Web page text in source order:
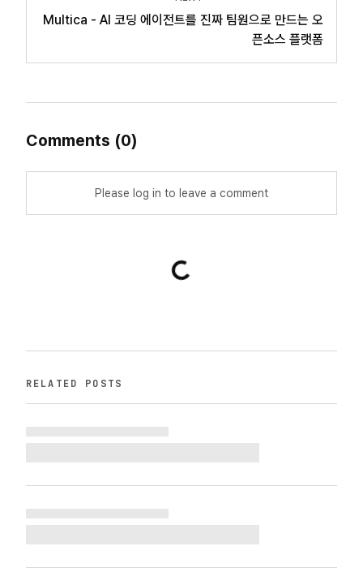
Multica - AI 코딩 에이전트를 진짜 팀원으로 만드는 오
픈소스 플랫폼
Comments (0)
Please log in to leave a comment
RELATED POSTS